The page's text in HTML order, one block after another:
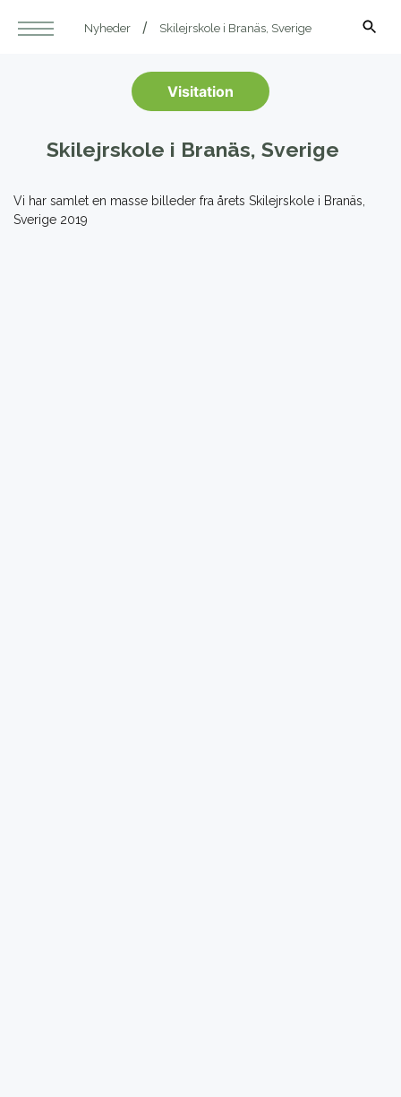
Nyheder Skilejrskole i Branäs, Sverige
Visitation
Skilejrskole i Branäs, Sverige
Vi har samlet en masse billeder fra årets Skilejrskole i Branäs,
Sverige 2019